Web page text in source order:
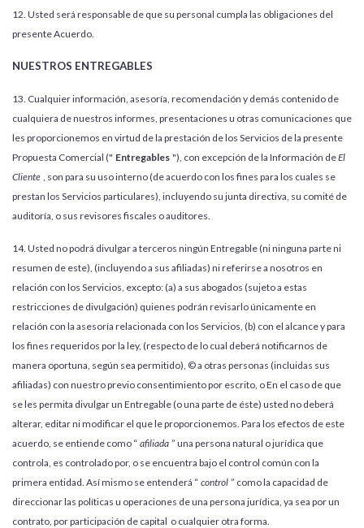
12. Usted será responsable de que su personal cumpla las obligaciones del
presente Acuerdo.
NUESTROS ENTREGABLES
13. Cualquier información, asesoría, recomendación y demás contenido de
cualquiera de nuestros informes, presentaciones u otras comunicaciones que
les proporcionemos en virtud de la prestación de los Servicios de la presente
Propuesta Comercial (" Entregables "), con excepción de la Información deEl
Cliente , son para su uso interno (de acuerdo con los fines para los cuales se
prestan los Servicios particulares), incluyendo su junta directiva, su comité de
auditoría, o sus revisores fiscales o auditores.
14. Usted no podrá divulgar a terceros ningún Entregable (ni ninguna parte ni
resumen de este), (incluyendo a sus afiliadas) ni referirse a nosotros en
relación con los Servicios, excepto: (a) a sus abogados (sujeto a estas
restricciones de divulgación) quienes podrán revisarlo únicamente en
relación con la asesoría relacionada con los Servicios, (b) con el alcance y para
los fines requeridos por la ley, (respecto de lo cual deberá notificarnos de
manera oportuna, según sea permitido), © a otras personas (incluidas sus
afiliadas) con nuestro previo consentimiento por escrito, o En el caso de que
se les permita divulgar un Entregable (o una parte de éste) usted no deberá
alterar, editar ni modificar el que le proporcionemos. Para los efectos de este
acuerdo, se entiende como “ afiliada ” una persona natural o jurídica que
controla, es controlado por, o se encuentra bajo el control común con la
primera entidad. Así mismo se entenderá “ control ” como la capacidad de
direccionar las políticas u operaciones de una persona jurídica, ya sea por un
contrato, por participación de capital o cualquier otra forma.